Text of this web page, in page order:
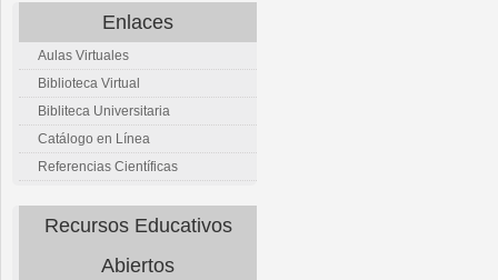
Enlaces
Aulas Virtuales
Biblioteca Virtual
Bibliteca Universitaria
Catálogo en Línea
Referencias Científicas
Recursos Educativos
Abiertos